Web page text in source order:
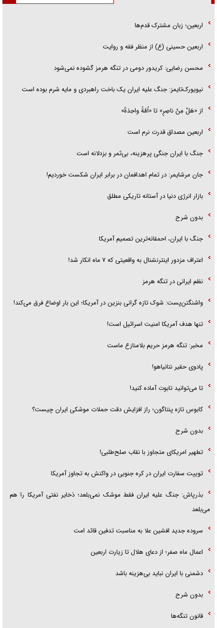
اربعین؛ زبان مشترک قدم‌ها
اربعین حسینی (ع) از منظر فقه و روایت
محسن رضایی: کریدور دومی در تنگه هرمز گشوده نمی‌شود
نیویورک‌تایمز: جنگ علیه ایران یک باخت راهبردی و مایه شرم بوده است
از «هَلْ مِنْ ناصِرٍ» تا «اُمَّةً واحِدَةً»
اربعین مصداق قدرت نرم است
جنگ با ایران جنگی پرهزینه، بی‌ثمر و بزدلانه است
جان مرشایمر: در تمام اهدافمان در برابر ایران شکست خوردیم!
بازار انرژی دنیا در آستانه تاریکی مطلق
بدون شرح
جنگ با ایران، احمقانه‌ترین تصمیم آمریکا
اعتراف مزدور اینترنشنال به واقعیتی که ۷ ماه انکار شد!
نظم ایرانی در تنگه هرمز
واشنگتن‌پست: شوک تازه گرانی بنزین در آمریکا؛ این بار اوضاع فرق می‌کند!
تنها هدف آمریکا امنیت اسرائیل است!
مخبر: تنگه هرمز حریم بلامنازع ماست
پادوی حقیر نتانیاهو!
تا می‌توانید تابوت آماده کنید!
کابوس تازه پنتاگون؛ راز افزایش دقت حملات موشکی ایران چیست؟
بدون شرح
تطهیر امریکای متجاوز با نقاب صلح‌طلبی!
توییت سفارت ایران در کره جنوبی در واکنش به تجاوز آمریکا
بذرپاش: ‏جنگ علیه ایران فقط موشک نمی‌بلعد؛ ذخایر نفتی آمریکا را هم
می‌بلعد
سروده جدید افشین علا به مناسبت تدفین قائد امت
اعمال ماه صفر؛ از دعای هلال تا زیارت اربعین
دشمنی با ایران نباید بی‌هزینه باشد
بدون شرح
قانون تنگه‌ها